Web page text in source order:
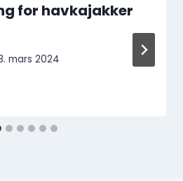
for havkajakker
mars 2024